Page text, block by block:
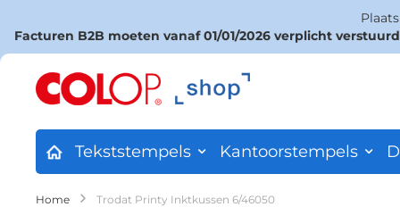
Facturen B2B moeten vanaf 01/01/2026 verplicht
Ga
Tekststempels Kantoorstempels
Home Trodat Printy Inktkussen 6/46050